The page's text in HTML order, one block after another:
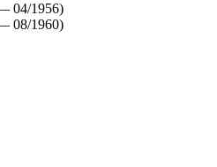
04/1956)
08/1960)